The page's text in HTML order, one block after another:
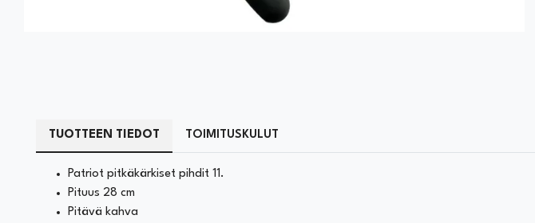
TUOTTEEN TIEDOT TOIMITUSKULUT
Patriot pitkäkärkiset pihdit 11.
Pituus 28 cm
Pitävä kahva